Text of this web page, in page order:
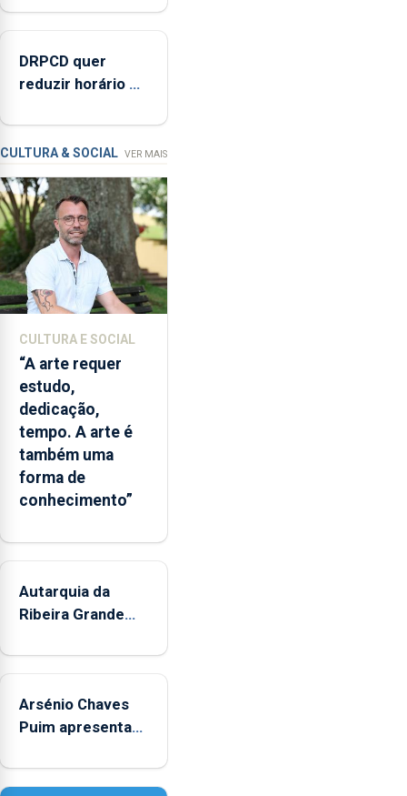
de
compra,
investimento
de
2,3
milhões
de
euros.
nos Açores
DRPCD quer
reduzir horário de
na Região
CULTURA & SOCIAL VER MAIS
CULTURA E SOCIAL
“A arte requer
estudo,
dedicação,
tempo. A arte é
também uma
forma de
conhecimento”
Autarquia da
Ribeira Grande
iniciativa "Museus
Arsénio Chaves
Puim apresenta
Biblioteca de Vila